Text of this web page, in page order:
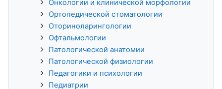
Онкологии и клинической морфологии
Ортопедической стоматологии
Оториноларингологии
Офтальмологии
Патологической анатомии
Патологической физиологии
Педагогики и психологии
Педиатрии